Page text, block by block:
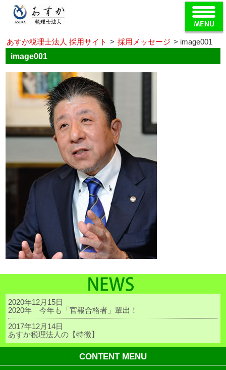
あすか税理士法人 採用サイト > 採用メッセージ > image001
image001
2020年12月15日
2020年 今年も「官報合格者」輩出！
2017年12月14日
あすか税理法人の【特徴】
CONTENT MENU